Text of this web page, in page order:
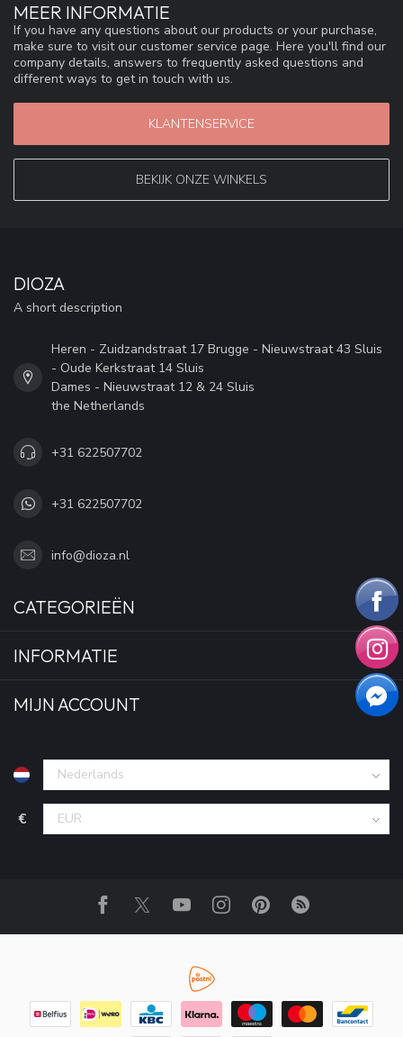
MEER INFORMATIE
If you have any questions about our products or your purchase,
make sure to visit our customer service page. Here you'll find our
company details, answers to frequently asked questions and
different ways to get in touch with us.
KLANTENSERVICE
BEKIJK ONZE WINKELS
DIOZA
A short description
Heren - Zuidzandstraat 17 Brugge - Nieuwstraat 43 Sluis
- Oude Kerkstraat 14 Sluis
Dames - Nieuwstraat 12 & 24 Sluis
the Netherlands
+31 622507702
+31 622507702
info@dioza.nl
CATEGORIEËN
INFORMATIE
MIJN ACCOUNT
€